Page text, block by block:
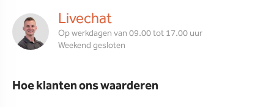
Livechat
Op werkdagen van 09.00 tot 17.00 uur
Weekend gesloten
Hoe klanten ons waarderen